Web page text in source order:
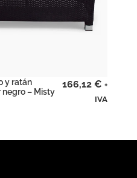
y ratán
– Misty
166,12 € +
IVA